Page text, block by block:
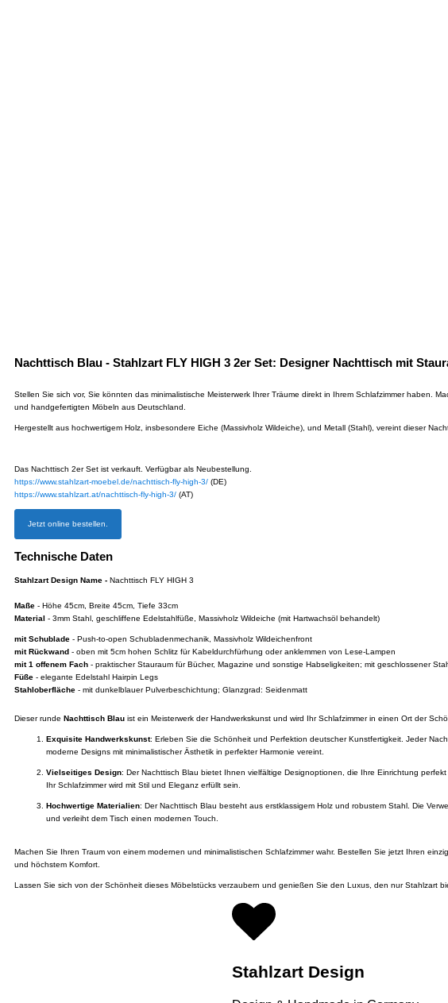
Nachttisch Blau - Stahlzart FLY HIGH 3 2er Set: Designer Nachttisch mit
Stellen Sie sich vor, Sie könnten das minimalistische Meisterwerk Ihrer Träume direkt in Ihrem Schlafzimmer haben.
und handgefertigten Möbeln aus Deutschland.
Hergestellt aus hochwertigem Holz, insbesondere Eiche (Massivholz Wildeiche), und Metall (Stahl), vereint dieser
Das Nachttisch 2er Set ist verkauft. Verfügbar als Neubestellung.
https://www.stahlzart-moebel.de/nachttisch-fly-high-3/ (DE)
https://www.stahlzart.at/nachttisch-fly-high-3/ (AT)
Jetzt online bestellen.
Technische Daten
Stahlzart Design Name - Nachttisch FLY HIGH 3
Maße - Höhe 45cm, Breite 45cm, Tiefe 33cm
Material - 3mm Stahl, geschliffene Edelstahlfüße, Massivholz Wildeiche (mit Hartwachsöl behandelt)
mit Schublade - Push-to-open Schubladenmechanik, Massivholz Wildeichenfront
mit Rückwand - oben mit 5cm hohen Schlitz für Kabeldurchfürhung oder anklemmen von Lese-Lampen
mit 1 offenem Fach - praktischer Stauraum für Bücher, Magazine und sonstige Habseligkeiten; mit geschlossener
Füße - elegante Edelstahl Hairpin Legs
Stahloberfläche - mit dunkelblauer Pulverbeschichtung; Glanzgrad: Seidenmatt
Dieser runde Nachttisch Blau ist ein Meisterwerk der Handwerkskunst und wird Ihr Schlafzimmer in einen Ort der
Exquisite Handwerkskunst: Erleben Sie die Schönheit und Perfektion deutscher Kunstfertigkeit. Jeder
moderne Designs mit minimalistischer Ästhetik in perfekter Harmonie vereint.
Vielseitiges Design: Der Nachttisch Blau bietet Ihnen vielfältige Designoptionen, die Ihre Einrichtung
Ihr Schlafzimmer wird mit Stil und Eleganz erfüllt sein.
Hochwertige Materialien: Der Nachttisch Blau besteht aus erstklassigem Holz und robustem Stahl. Die
und verleiht dem Tisch einen modernen Touch.
Machen Sie Ihren Traum von einem modernen und minimalistischen Schlafzimmer wahr. Bestellen Sie jetzt Ihren
und höchstem Komfort.
Lassen Sie sich von der Schönheit dieses Möbelstücks verzaubern und genießen Sie den Luxus, den nur Stahlzart
Stahlzart Design